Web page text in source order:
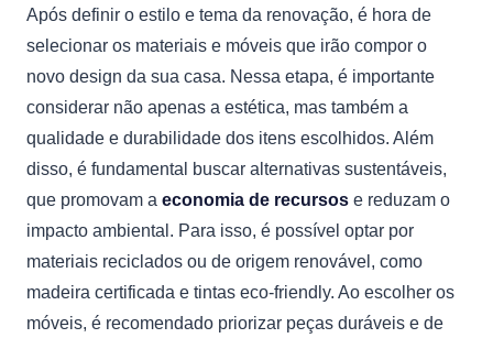
Após definir o estilo e tema da renovação, é hora de
selecionar os materiais e móveis que irão compor o
novo design da sua casa. Nessa etapa, é importante
considerar não apenas a estética, mas também a
qualidade e durabilidade dos itens escolhidos. Além
disso, é fundamental buscar alternativas sustentáveis,
que promovam a economia de recursos e reduzam o
impacto ambiental. Para isso, é possível optar por
materiais reciclados ou de origem renovável, como
madeira certificada e tintas eco-friendly. Ao escolher os
móveis, é recomendado priorizar peças duráveis e de